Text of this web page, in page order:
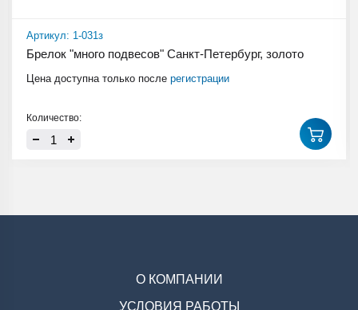
Артикул: 1-031з
Брелок "много подвесов" Санкт-Петербург, золото
Цена доступна только после регистрации
Количество:
О КОМПАНИИ
УСЛОВИЯ РАБОТЫ